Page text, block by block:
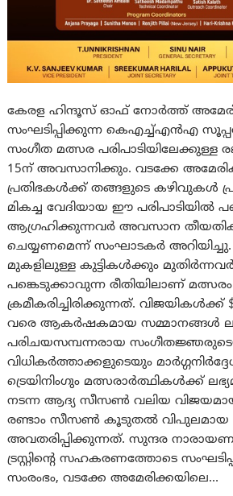
കേരള ഹിന്ദൂസ് ഓഫ് നോർത്ത്
സംഘടിപ്പിക്കുന്ന കെ‌എച്ച്‌എന്‍‌എ
സംഗീത മത്സര
15ന് അവസാനിക്കും. വടക്കേ
പ്രതിഭകൾക്ക് തങ്ങളുടെ കഴിവുകൾ
മികച്ച വേദിയായ ഈ പരിപാടിയിൽ
ആഗ്രഹിക്കുന്നവർ അവസാന
ചെയ്യണമെന്ന് സംഘാടകർ
മുകളിലുള്ള കുട്ടികൾക്കും
പങ്കെടുക്കാവുന്ന രീതിയിലാണ് മത്സരം
ക്രമീകരിച്ചിരിക്കുന്നത്.
വരെ ആകർഷകമായ സമ്മാനങ്ങൾ
പരിചയസമ്പന്നരായ
വിധികർത്താക്കളുടെയും
ട്രെയിനിംഗും മത്സരാർത്ഥികൾക്ക്
നടന്ന ആദ്യ സീസൺ വലിയ
രണ്ടാം സീസൺ കൂടുതൽ വിപുലമായ
അവതരിപ്പിക്കുന്നത്. സുന്ദര
ട്രസ്റ്റിന്റെ സഹകരണത്തോടെ
സംരംഭം, വടക്കേ അമേരിക്കയിലെ…